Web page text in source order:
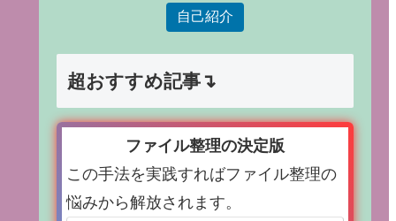
自己紹介
超おすすめ記事↴
ファイル整理の決定版
この手法を実践すればファイル整理の
悩みから解放されます。